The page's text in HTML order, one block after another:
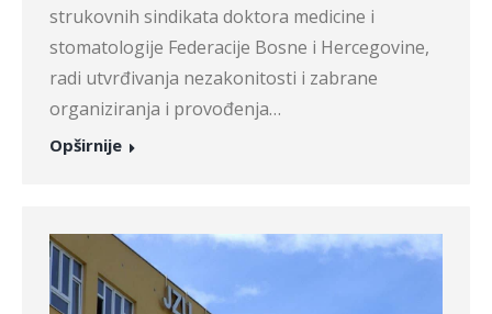
strukovnih sindikata doktora medicine i
stomatologije Federacije Bosne i Hercegovine,
radi utvrđivanja nezakonitosti i zabrane
organiziranja i provođenja…
Opširnije